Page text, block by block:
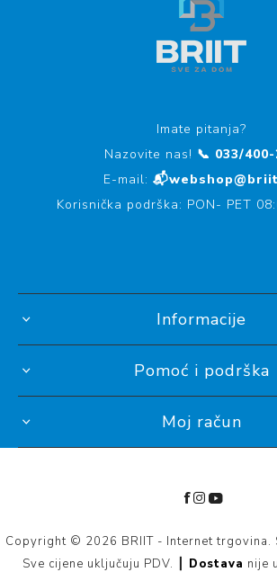
Imate pitanja?
Nazovite nas! 📞 033/400-
E-mail:
Korisnička podrška: PON- PET
Informacije
Pomoć i podrška
Moj račun
Copyright © 2026 BRIIT - Internet trgovina.
Sve cijene uključuju PDV. ┃ Dostava nije